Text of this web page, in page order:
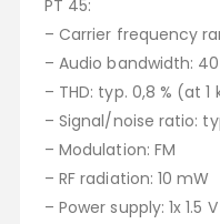
PT 45:
– Carrier frequency
– Audio bandwidth:
– THD: typ. 0,8 % (at 1
– Signal/noise ratio:
– Modulation: FM
– RF radiation: 10 mW
– Power supply: 1x 1.5